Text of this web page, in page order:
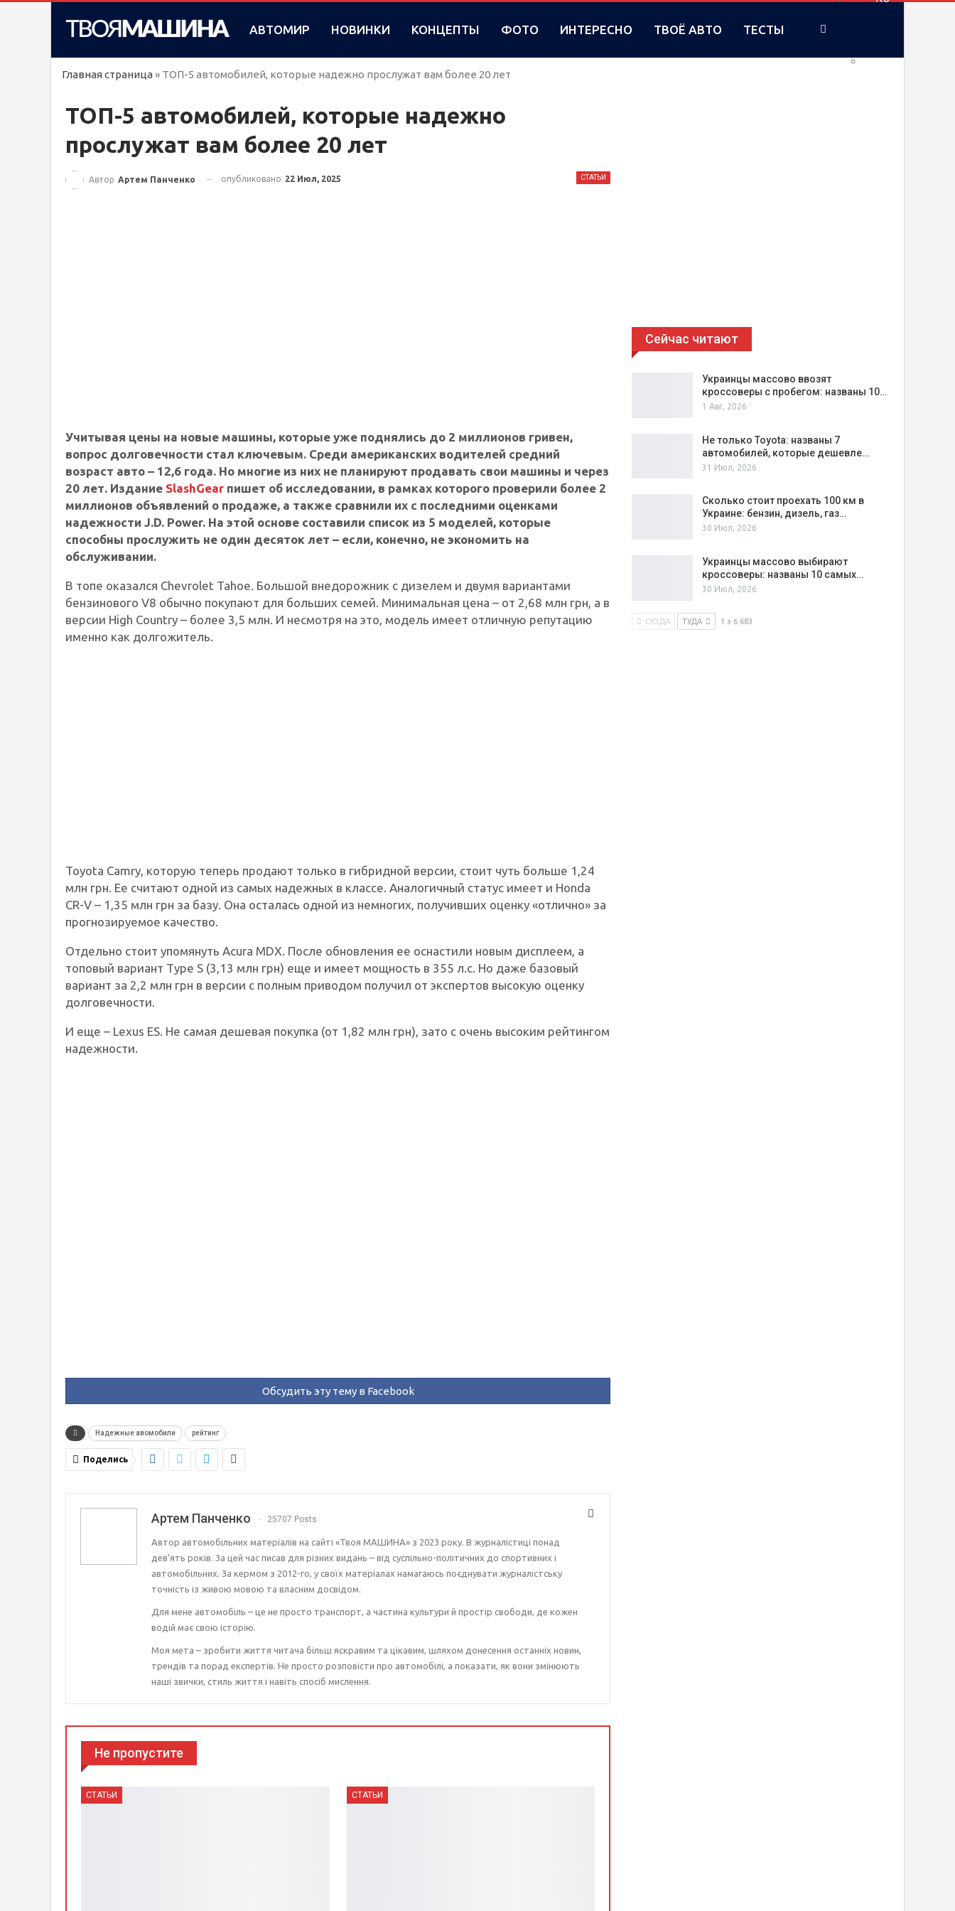
UA
АВТОМИР НОВИНКИ КОНЦЕПТЫ ФОТО ИНТЕРЕСНО ТВОЁ АВТО ТЕСТЫ
Главная страница » ТОП-5 автомобилей, которые надежно прослужат вам более 20 лет
ТОП-5 автомобилей, которые надежно
прослужат вам более 20 лет
СТАТЬИ
Автор Артем Панченко опубликовано 22 Июл, 2025
Учитывая цены на новые машины, которые уже поднялись до 2 миллионов гривен,
вопрос долговечности стал ключевым. Среди американских водителей средний
возраст авто – 12,6 года. Но многие из них не планируют продавать свои машины и через
20 лет. Издание SlashGear пишет об исследовании, в рамках которого проверили более 2
миллионов объявлений о продаже, а также сравнили их с последними оценками
надежности J.D. Power. На этой основе составили список из 5 моделей, которые
способны прослужить не один десяток лет – если, конечно, не экономить на
обслуживании.
В топе оказался Chevrolet Tahoe. Большой внедорожник с дизелем и двумя вариантами
бензинового V8 обычно покупают для больших семей. Минимальная цена – от 2,68 млн грн, а в
версии High Country – более 3,5 млн. И несмотря на это, модель имеет отличную репутацию
именно как долгожитель.
Toyota Camry, которую теперь продают только в гибридной версии, стоит чуть больше 1,24
млн грн. Ее считают одной из самых надежных в классе. Аналогичный статус имеет и Honda
CR-V – 1,35 млн грн за базу. Она осталась одной из немногих, получивших оценку «отлично» за
прогнозируемое качество.
Отдельно стоит упомянуть Acura MDX. После обновления ее оснастили новым дисплеем, а
топовый вариант Type S (3,13 млн грн) еще и имеет мощность в 355 л.с. Но даже базовый
вариант за 2,2 млн грн в версии с полным приводом получил от экспертов высокую оценку
долговечности.
И еще – Lexus ES. Не самая дешевая покупка (от 1,82 млн грн), зато с очень высоким рейтингом
надежности.
Обсудить эту тему в Facebook
Надежные авомобили рейтинг
Поделись
Артем Панченко 25707 Posts
Автор автомобільних матеріалів на сайті «Твоя МАШИНА» з 2023 року. В журналістиці понад
дев’ять років. За цей час писав для різних видань – від суспільно-політичних до спортивних і
автомобільних. За кермом з 2012-го, у своїх матеріалах намагаюсь поєднувати журналістську
точність із живою мовою та власним досвідом.
Для мене автомобіль – це не просто транспорт, а частина культури й простір свободи, де кожен
водій має свою історію.
Моя мета – зробити життя читача більш яскравим та цікавим, шляхом донесення останніх новин,
трендів та порад експертів. Не просто розповісти про автомобілі, а показати, як вони змінюють
наші звички, стиль життя і навіть спосіб мислення.
Не пропустите
СТАТЬИ СТАТЬИ
Сейчас читают
Украинцы массово ввозят
кроссоверы с пробегом: названы 10…
1 Авг, 2026
Не только Toyota: названы 7
автомобилей, которые дешевле…
31 Июл, 2026
Сколько стоит проехать 100 км в
Украине: бензин, дизель, газ…
30 Июл, 2026
Украинцы массово выбирают
кроссоверы: названы 10 самых…
30 Июл, 2026
СЮДА ТУДА 1 з 6 683